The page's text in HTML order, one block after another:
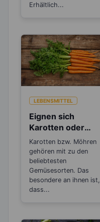
Erhältlich...
LEBENSMITTEL
Eignen sich
Karotten oder
Möhren zum
Abnehmen?
Karotten bzw. Möhren
gehören mit zu den
beliebtesten
Gemüsesorten. Das
besondere an ihnen ist,
dass...